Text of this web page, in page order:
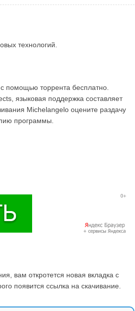
технологий.
помощью торрента бесплатно.
языковая поддержка составляет
Michelangelo оцените раздачу
программы.
вам откротется новая вкладка с
появится ссылка на скачивание.